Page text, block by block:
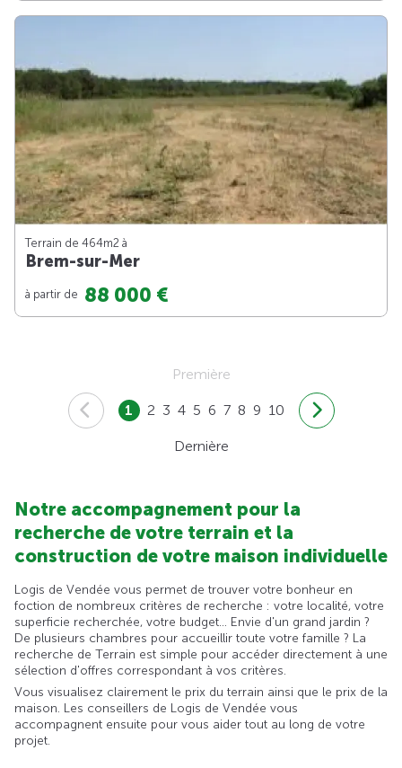
Terrain de 464m2 à
Brem-sur-Mer
à partir de 88 000 €
Première
1 2 3 4 5 6 7 8 9 10
Dernière
Notre accompagnement pour la
recherche de votre terrain et la
construction de votre maison individuelle
Logis de Vendée vous permet de trouver votre bonheur en
foction de nombreux critères de recherche : votre localité, votre
superficie recherchée, votre budget... Envie d'un grand jardin ?
De plusieurs chambres pour accueillir toute votre famille ? La
recherche de Terrain est simple pour accéder directement à une
sélection d'offres correspondant à vos critères.
Vous visualisez clairement le prix du terrain ainsi que le prix de la
maison. Les conseillers de Logis de Vendée vous
accompagnent ensuite pour vous aider tout au long de votre
projet.